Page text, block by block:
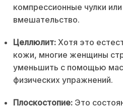
компрессионные чулки
вмешательство.
Целлюлит: Хотя это
кожи, многие женщины
уменьшить с помощью
физических упражнений.
Плоскостопие: Это